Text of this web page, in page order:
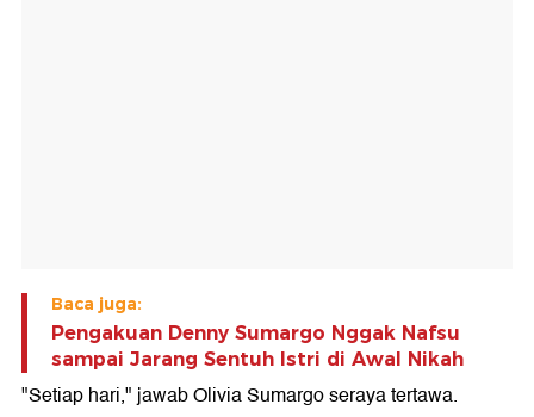
Baca juga:
Pengakuan Denny Sumargo Nggak Nafsu
sampai Jarang Sentuh Istri di Awal Nikah
"Setiap hari," jawab Olivia Sumargo seraya tertawa.